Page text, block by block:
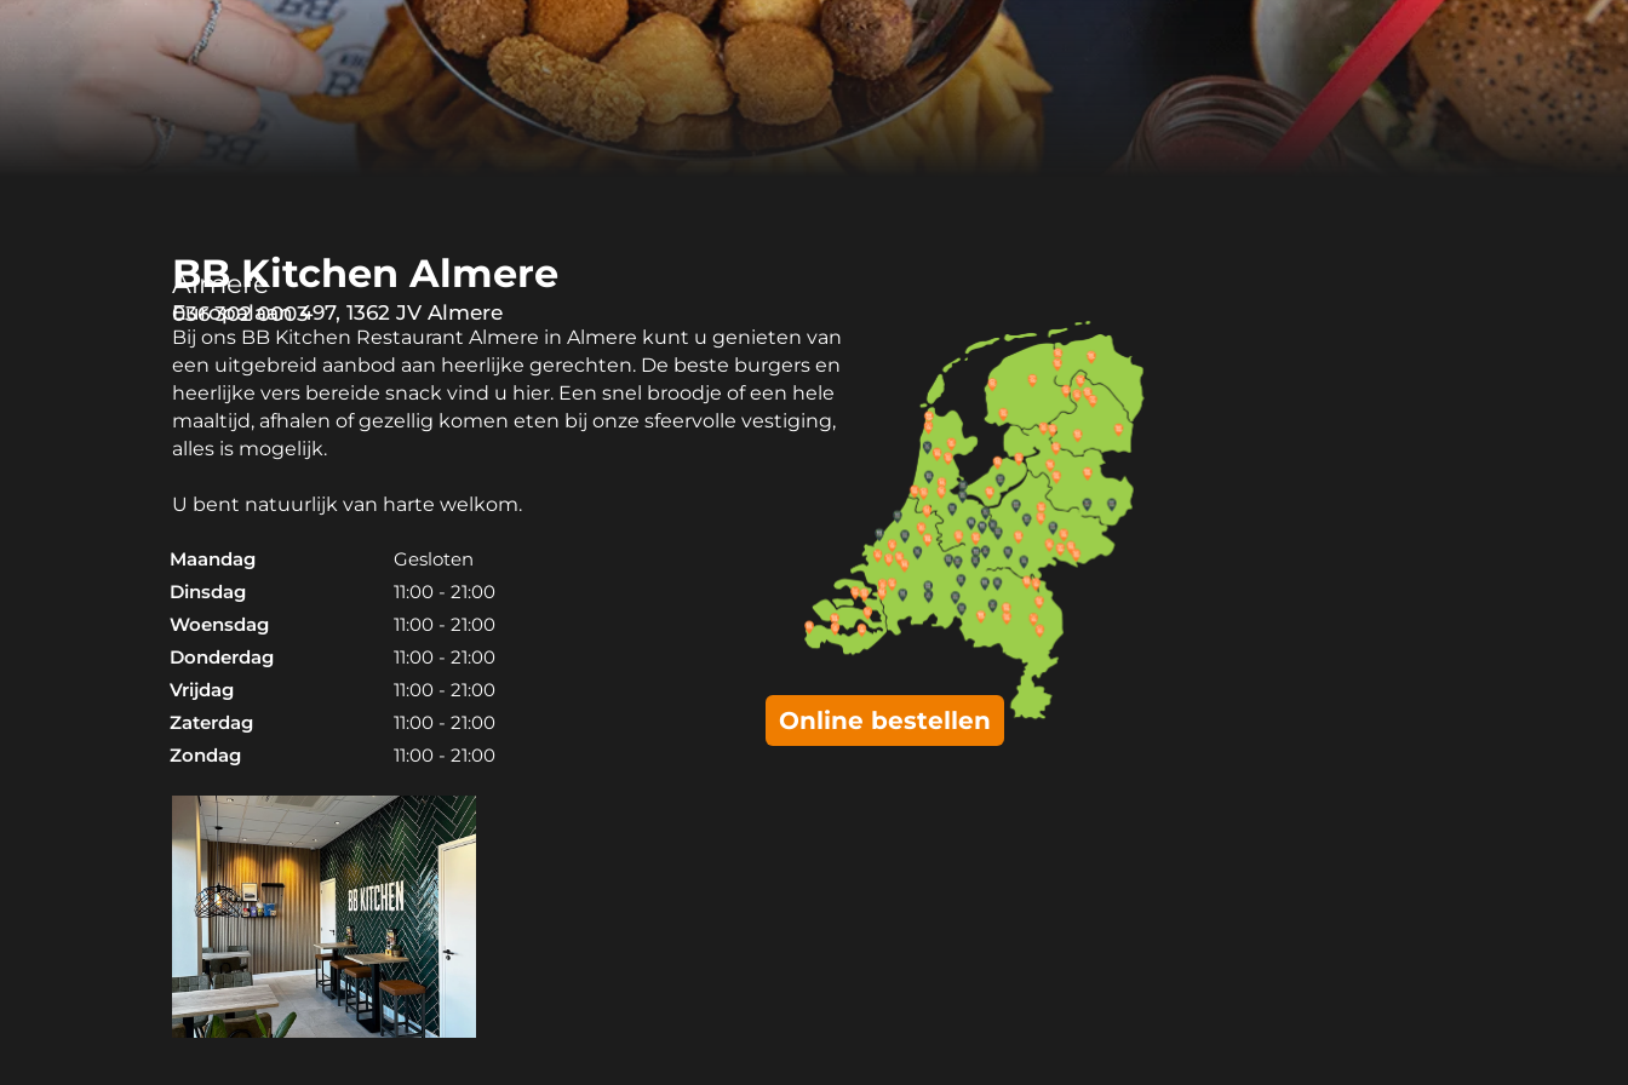
BB Kitchen Almere
Almere
Europalaan 497, 1362 JV Almere
036 302 0003
Bij ons BB Kitchen Restaurant Almere in Almere kunt u genieten van
een uitgebreid aanbod aan heerlijke gerechten. De beste burgers en
heerlijke vers bereide snack vind u hier. Een snel broodje of een hele
maaltijd, afhalen of gezellig komen eten bij onze sfeervolle vestiging,
alles is mogelijk.
U bent natuurlijk van harte welkom.
Maandag
Dinsdag
Woensdag
Donderdag
Vrijdag
Zaterdag
Zondag
Gesloten
11:00 - 21:00
11:00 - 21:00
11:00 - 21:00
11:00 - 21:00
11:00 - 21:00
11:00 - 21:00
Online bestellen